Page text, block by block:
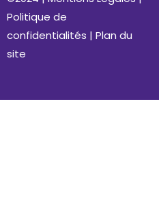
Politique de
confidentialités | Plan du
site